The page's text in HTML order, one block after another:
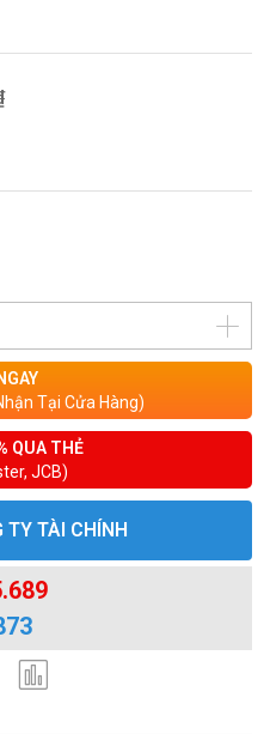
Tại Cửa Hàng)
QUA THẺ
JCB)
TY TÀI CHÍNH